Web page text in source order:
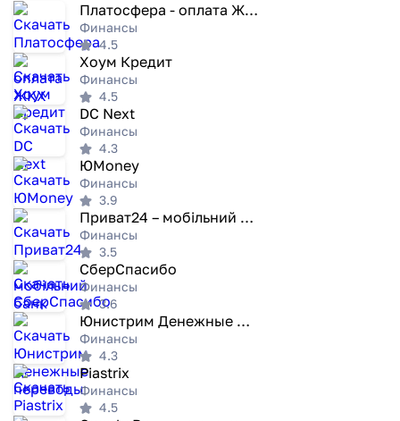
Платосфера - оплата ЖКХ
Финансы
4.5
Хоум Кредит
Финансы
4.5
DC Next
Финансы
4.3
ЮMoney
Финансы
3.9
Приват24 – мобільний банк
Финансы
3.5
СберСпасибо
Финансы
3.6
Юнистрим Денежные переводы
Финансы
4.3
Piastrix
Финансы
4.5